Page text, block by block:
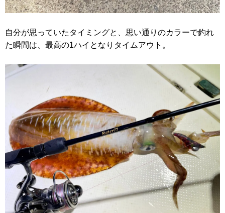
自分が思っていたタイミングと、思い通りのカラーで釣れ
た瞬間は、最高の1ハイとなりタイムアウト。